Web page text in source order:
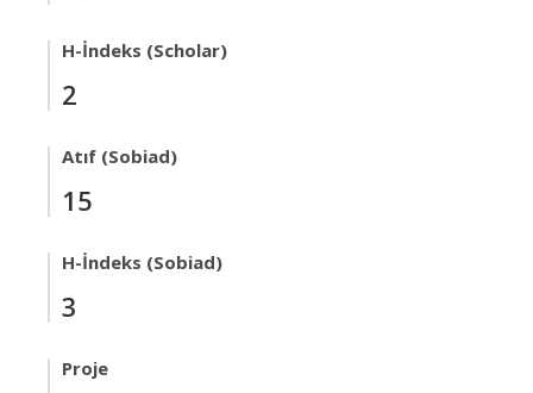
H-İndeks (Scholar)
2
Atıf (Sobiad)
15
H-İndeks (Sobiad)
3
Proje